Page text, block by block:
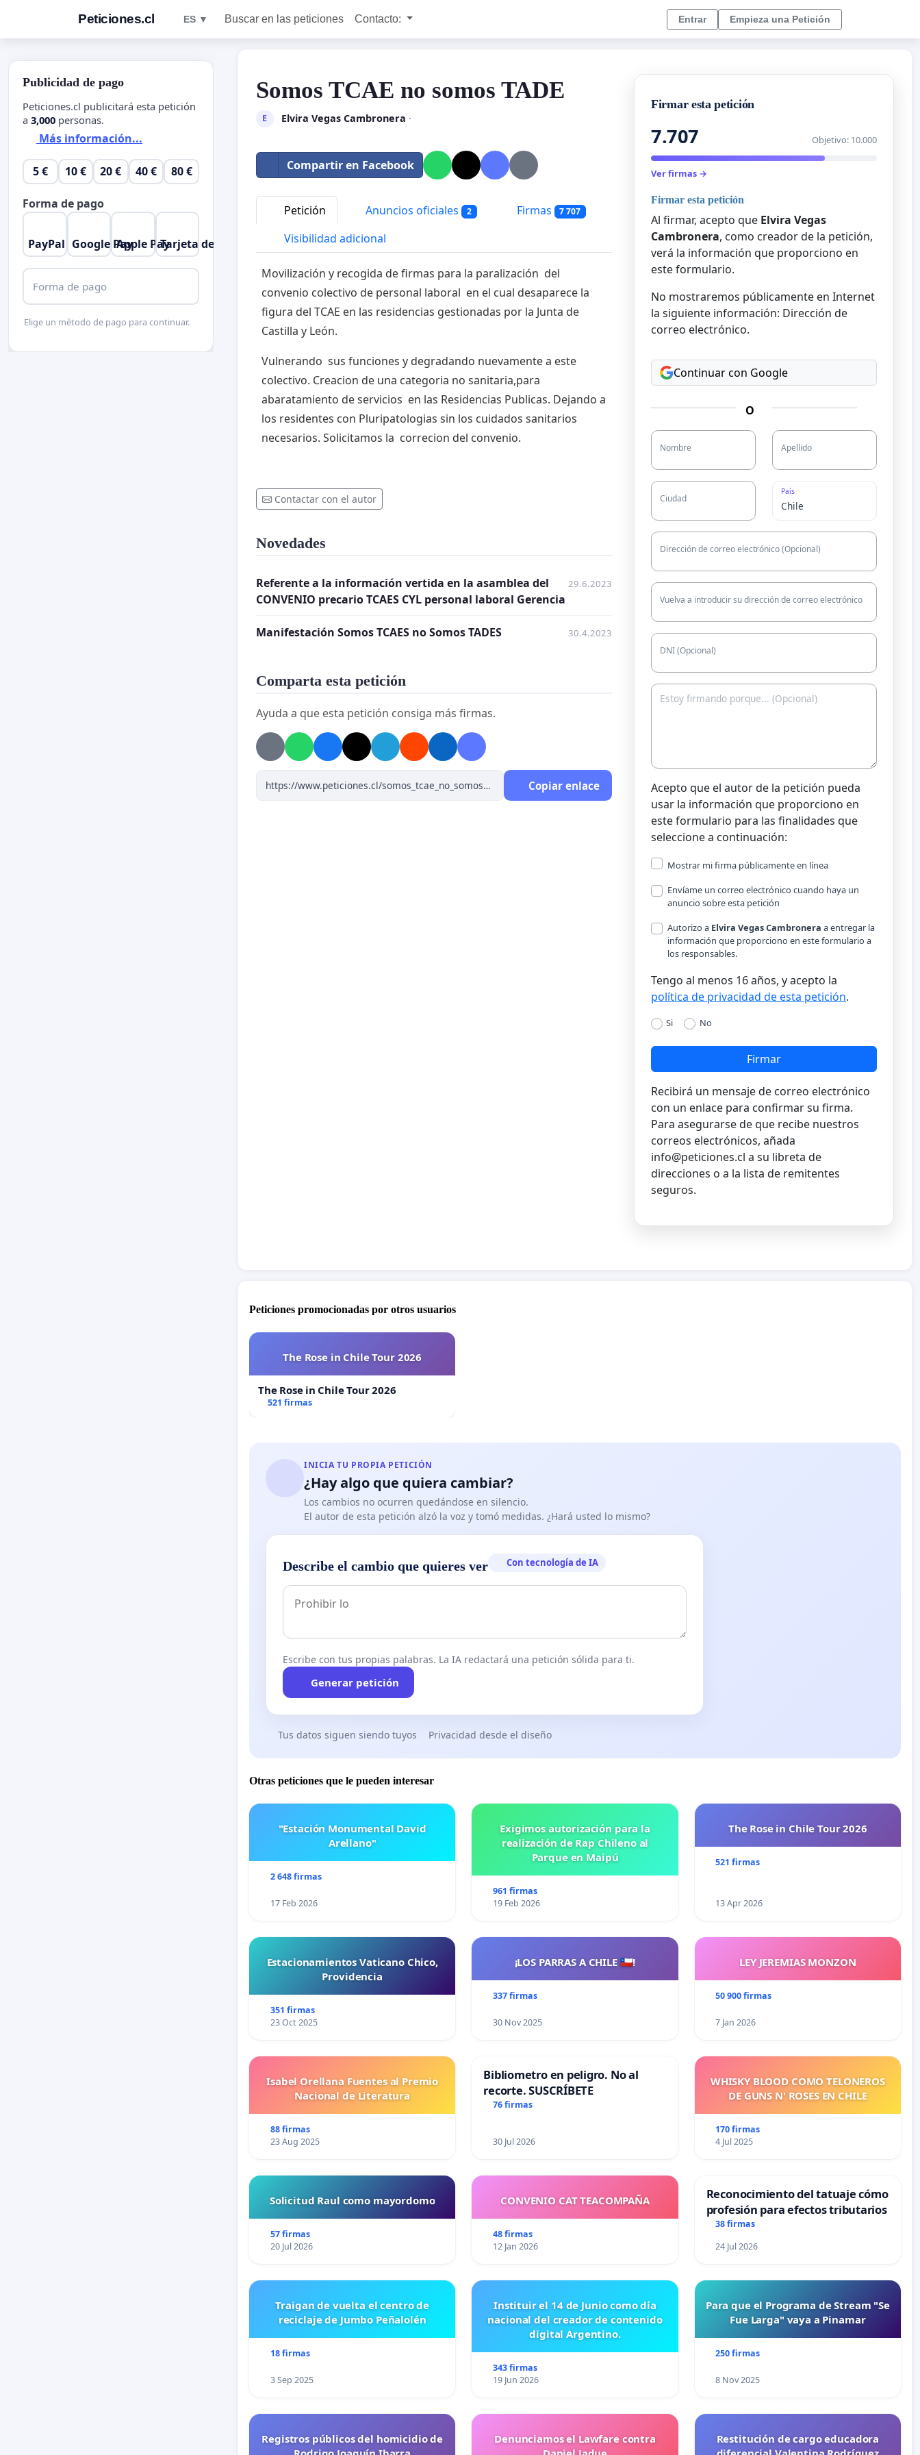
Peticiones.cl ES ▼ Buscar en las peticiones Contacto: Entrar Empieza una Petición
Somos TCAE no somos TADE
E Elvira Vegas Cambronera ·
Compartir en Facebook
Petición Anuncios oficiales 2 Firmas 7 707
Visibilidad adicional
Movilización y recogida de firmas para la paralización del
convenio colectivo de personal laboral en el cual desaparece la
figura del TCAE en las residencias gestionadas por la Junta de
Castilla y León.
Vulnerando sus funciones y degradando nuevamente a este
colectivo. Creacion de una categoria no sanitaria,para
abaratamiento de servicios en las Residencias Publicas. Dejando a
los residentes con Pluripatologias sin los cuidados sanitarios
necesarios. Solicitamos la correcion del convenio.
Contactar con el autor
Novedades
Referente a la información vertida en la asamblea del
CONVENIO precario TCAES CYL personal laboral Gerencia
29.6.2023
Manifestación Somos TCAES no Somos TADES 30.4.2023
Comparta esta petición
Ayuda a que esta petición consiga más firmas.
Copiar enlace
Firmar esta petición
7.707 Objetivo: 10.000
Ver firmas →
Firmar esta petición
Al firmar, acepto que Elvira Vegas
Cambronera, como creador de la petición,
verá la información que proporciono en
este formulario.
No mostraremos públicamente en Internet
la siguiente información: Dirección de
correo electrónico.
Continuar con Google
O
Nombre Apellido
Ciudad
País
Dirección de correo electrónico (Opcional)
Vuelva a introducir su dirección de correo electrónico
DNI (Opcional)
Acepto que el autor de la petición pueda
usar la información que proporciono en
este formulario para las finalidades que
seleccione a continuación:
Mostrar mi firma públicamente en línea
Envíame un correo electrónico cuando haya un
anuncio sobre esta petición
Autorizo a Elvira Vegas Cambronera a entregar la
información que proporciono en este formulario a
los responsables.
Tengo al menos 16 años, y acepto la
política de privacidad de esta petición.
Si No
Firmar
Recibirá un mensaje de correo electrónico
con un enlace para confirmar su firma.
Para asegurarse de que recibe nuestros
correos electrónicos, añada
info@peticiones.cl a su libreta de
direcciones o a la lista de remitentes
seguros.
Peticiones promocionadas por otros usuarios
The Rose in Chile Tour 2026
The Rose in Chile Tour 2026
521 firmas
INICIA TU PROPIA PETICIÓN
¿Hay algo que quiera cambiar?
Los cambios no ocurren quedándose en silencio.
El autor de esta petición alzó la voz y tomó medidas. ¿Hará usted lo mismo?
Describe el cambio que quieres ver Con tecnología de IA
Escribe con tus propias palabras. La IA redactará una petición sólida para ti.
Generar petición
Tus datos siguen siendo tuyos Privacidad desde el diseño
Otras peticiones que le pueden interesar
"Estación Monumental David
Arellano"
2 648 firmas
17 Feb 2026
Exigimos autorización para la
realización de Rap Chileno al
Parque en Maipú
961 firmas
19 Feb 2026
The Rose in Chile Tour 2026
521 firmas
13 Apr 2026
Estacionamientos Vaticano Chico,
Providencia
351 firmas
23 Oct 2025
¡LOS PARRAS A CHILE 🇨🇱!
337 firmas
30 Nov 2025
LEY JEREMIAS MONZON
50 900 firmas
7 Jan 2026
Isabel Orellana Fuentes al Premio
Nacional de Literatura
88 firmas
23 Aug 2025
Bibliometro en peligro. No al
recorte. SUSCRÍBETE
76 firmas
30 Jul 2026
WHISKY BLOOD COMO TELONEROS
DE GUNS N' ROSES EN CHILE
170 firmas
4 Jul 2025
Solicitud Raul como mayordomo
57 firmas
20 Jul 2026
CONVENIO CAT TEACOMPAÑA
48 firmas
12 Jan 2026
Reconocimiento del tatuaje cómo
profesión para efectos tributarios
38 firmas
24 Jul 2026
Traigan de vuelta el centro de
reciclaje de Jumbo Peñalolén
18 firmas
3 Sep 2025
Instituir el 14 de Junio como día
nacional del creador de contenido
digital Argentino.
343 firmas
19 Jun 2026
Para que el Programa de Stream "Se
Fue Larga" vaya a Pinamar
250 firmas
8 Nov 2025
Registros públicos del homicidio de
Denunciamos el Lawfare contra
Restitución de cargo educadora
Publicidad de pago
Peticiones.cl publicitará esta petición
a 3,000 personas.
Más información...
5 € 10 € 20 € 40 € 80 €
Forma de pago
PayPal Google PayApple PayTarjeta de crédito
Forma de pago
Elige un método de pago para continuar.